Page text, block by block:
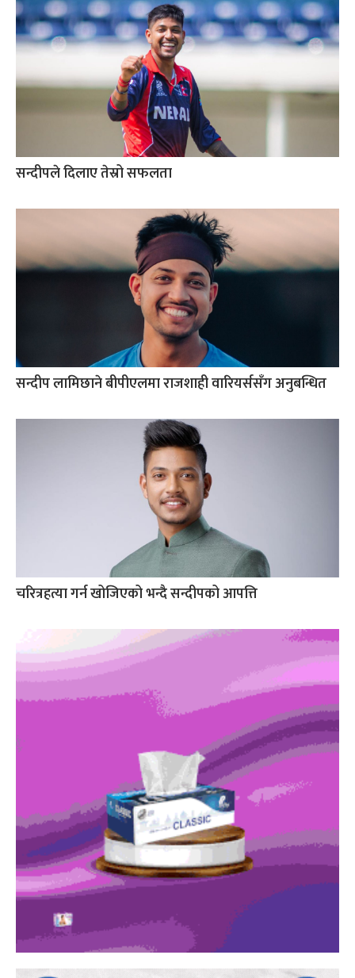
सन्दीपले दिलाए तेस्रो सफलता
सन्दीप लामिछाने बीपीएलमा राजशाही वारियर्ससँग अनुबन्धित
चरित्रहत्या गर्न खोजिएको भन्दै सन्दीपको आपत्ति